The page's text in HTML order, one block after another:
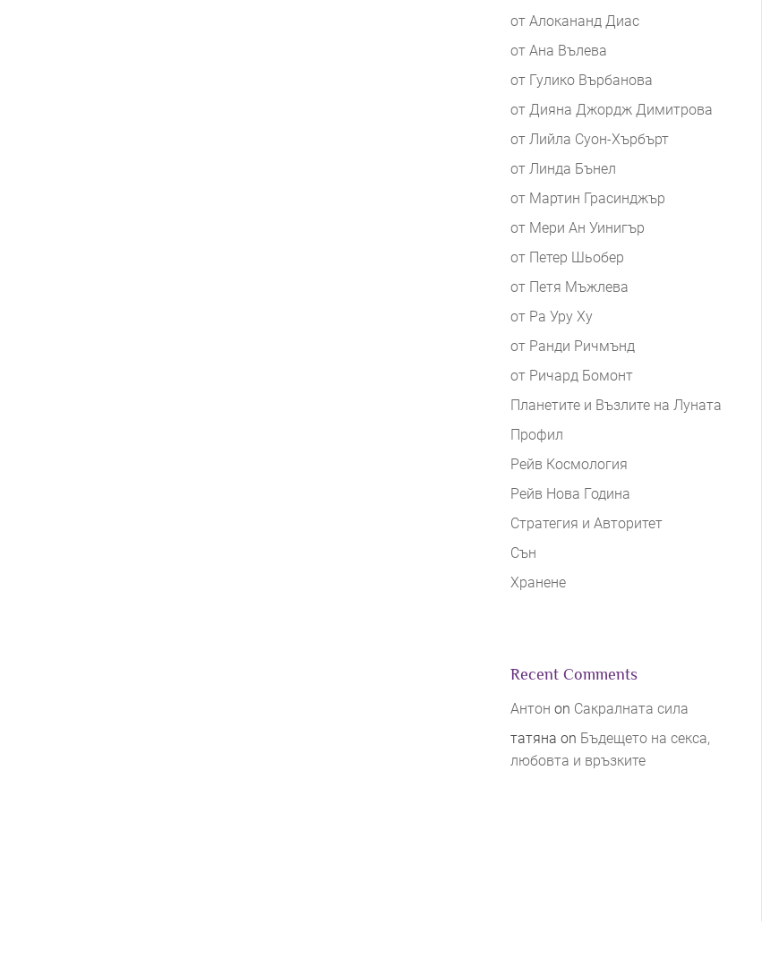
от Алокананд Диас
от Ана Вълева
от Гулико Върбанова
от Дияна Джордж Димитрова
от Лийла Суон-Хърбърт
от Линда Бънел
от Мартин Грасинджър
от Мери Ан Уинигър
от Петер Шьобер
от Петя Мъжлева
от Ра Уру Ху
от Ранди Ричмънд
от Ричард Бомонт
Планетите и Възлите на Луната
Профил
Рейв Космология
Рейв Нова Година
Стратегия и Авторитет
Сън
Хранене
Recent Comments
Антон on Сакралната сила
татяна on Бъдещето на секса,
любовта и връзките